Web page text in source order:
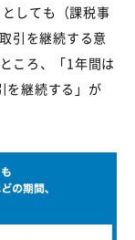
しても（課税事
引を継続する意
ころ、「1 年間は
を継続する」が